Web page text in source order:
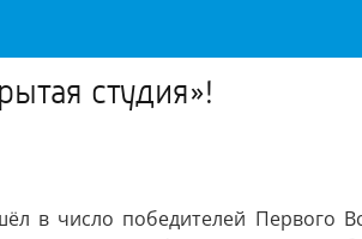
студия»!
в число победителей Первого